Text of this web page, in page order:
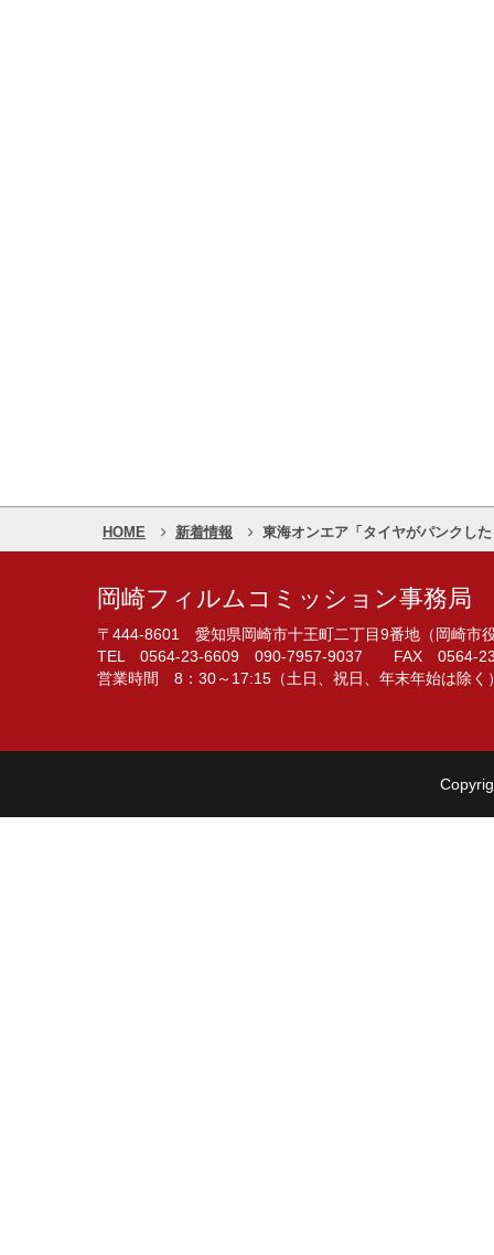
HOME 新着情報 東海オンエア「タイヤがパンクし
岡崎フィルムコミッション事務局
〒444-8601 愛知県岡崎市十王町二丁目9番地（岡崎市
TEL 0564-23-6609 090-7957-9037 FAX 0564-
営業時間 8：30～17:15（土日、祝日、年末年始は除く